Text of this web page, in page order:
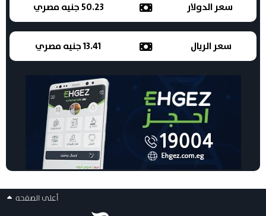
سعر الدولار 50.23 جنيه مصري
سعر الريال 13.41 جنيه مصري
أعلى الصفحه